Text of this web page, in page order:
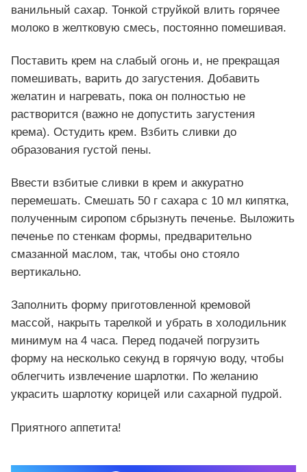
ванильный сахар. Тонкой струйкой влить горячее
молоко в желтковую смесь, постоянно помешивая.
Поставить крем на слабый огонь и, не прекращая
помешивать, варить до загустения. Добавить
желатин и нагревать, пока он полностью не
растворится (важно не допустить загустения
крема). Остудить крем. Взбить сливки до
образования густой пены.
Ввести взбитые сливки в крем и аккуратно
перемешать. Смешать 50 г сахара с 10 мл кипятка,
полученным сиропом сбрызнуть печенье. Выложить
печенье по стенкам формы, предварительно
смазанной маслом, так, чтобы оно стояло
вертикально.
Заполнить форму приготовленной кремовой
массой, накрыть тарелкой и убрать в холодильник
минимум на 4 часа. Перед подачей погрузить
форму на несколько секунд в горячую воду, чтобы
облегчить извлечение шарлотки. По желанию
украсить шарлотку корицей или сахарной пудрой.
Приятного аппетита!